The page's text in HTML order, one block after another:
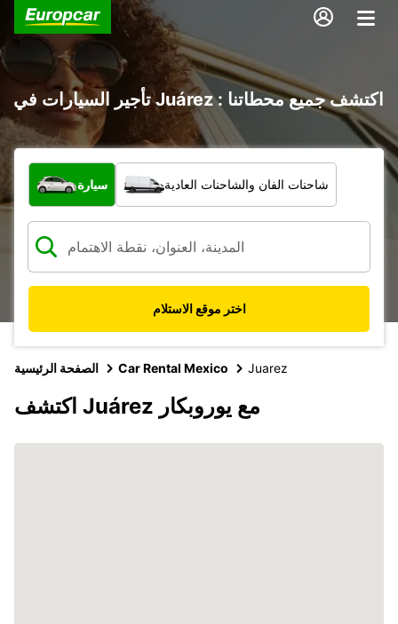
تأجير السيارات في Juárez : اكتشف جميع محطاتنا
ما نوع المركبة؟
سيارة شاحنات الفان والشاحنات العادية
اختر موقع الاستلام
الصفحة الرئيسية Car Rental Mexico Juarez
اكتشف Juárez مع يوروبكار